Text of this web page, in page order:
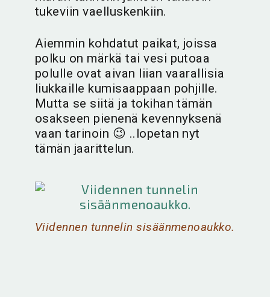
tukeviin vaelluskenkiin.
Aiemmin kohdatut paikat, joissa
polku on märkä tai vesi putoaa
polulle ovat aivan liian vaarallisia
liukkaille kumisaappaan pohjille.
Mutta se siitä ja tokihan tämän
osakseen pienenä kevennyksenä
vaan tarinoin 😉 ..lopetan nyt
tämän jaarittelun.
Viidennen tunnelin sisäänmenoaukko.